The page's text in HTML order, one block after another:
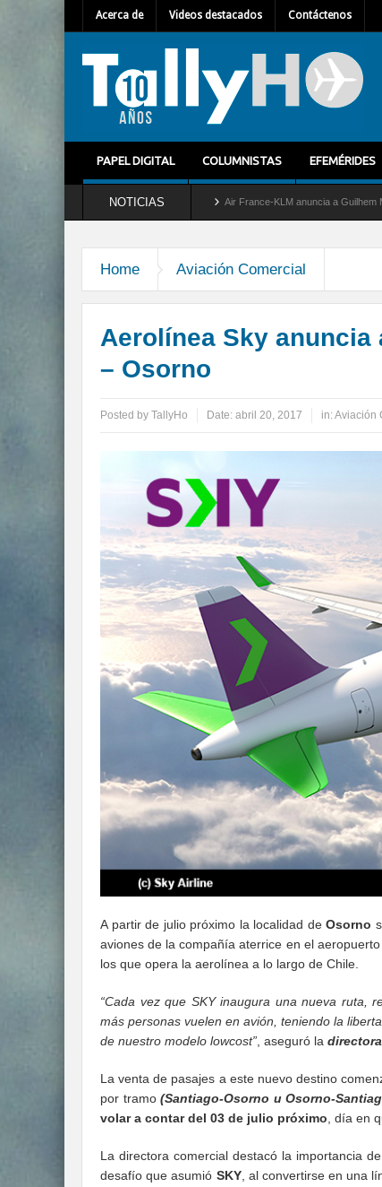
Acerca de Videos destacados Contáctenos
PAPEL DIGITAL COLUMNISTAS EFEMÉRIDES
NOTICIAS
servicio al C-2 Greyhound Air France-KLM anuncia a Guilhem Mallet como
Home Aviación Comercial
Aerolínea Sky anuncia
– Osorno
Posted by TallyHo Date: abril 20, 2017 in:Aviación
A partir de julio próximo la localidad deOsorno
aviones de la compañía aterrice en el
los que opera la aerolínea a lo largo de Chile.
“Cada vez que SKY inaugura una nueva ruta,
más personas vuelen en avión, teniendo la
de nuestro modelo lowcost”, aseguró la
La venta de pasajes a este nuevo destino
por tramo(Santiago-Osorno u Osorno-
volar a contar del 03 de julio próximo, día en
La directora comercial destacó la importancia
desafío que asumió SKY, al convertirse en una